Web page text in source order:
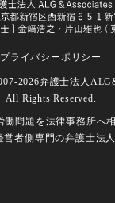
働問題を法律事務所へ
営者側専門の弁護士法
のポイントや注意
期間の延長、注意点
連する法律などをわ
目的や義務一覧・
プライバシーポリシー
2026弁護士法人
All Rights Reserved.